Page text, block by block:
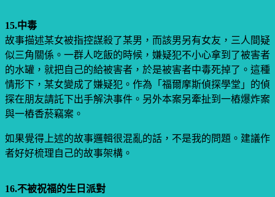
15.中毒
故事描述某女被指控謀殺了某男，而該男另有女友，三人間疑
似三角關係。一群人吃飯的時候，嫌疑犯不小心拿到了被害者
的水罐，就把自己的給被害者，於是被害者中毒死掉了。這種
情形下，某女變成了嫌疑犯。作為「福爾摩斯偵探學堂」的偵
探在朋友請託下出手解決事件。另外本案另牽扯到一樁爆炸案
與一樁香菸竊案。
如果覺得上述的故事邏輯很混亂的話，不是我的問題。建議作
者好好梳理自己的故事架構。
16.不被祝福的生日派對